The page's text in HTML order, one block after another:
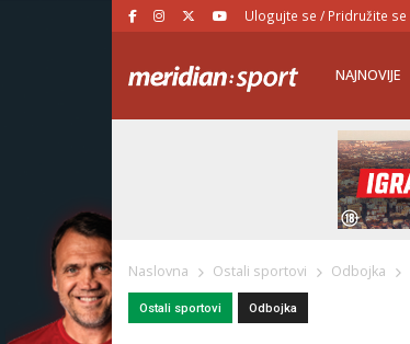
Ulogujte se / Pridružite se
NAJNOVIJE
Naslovna Ostali sportovi Odbojka
Ostali sportovi Odbojka